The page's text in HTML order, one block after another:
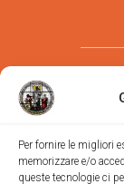
Per fornire le migliori
memorizzare e/o
queste tecnologie ci